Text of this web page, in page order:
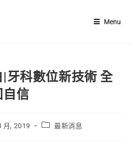
Menu
牙科數位新技術 全
自信
月, 2019 最新消息